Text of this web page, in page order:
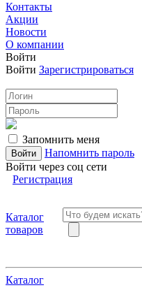
Контакты
Акции
Новости
О компании
Войти
Войти Зарегистрироваться
Запомнить меня
Напомнить пароль
Войти через соц сети
Регистрация
Каталог
товаров
Каталог